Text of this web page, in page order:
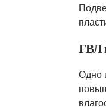
ГВЛ
Одно